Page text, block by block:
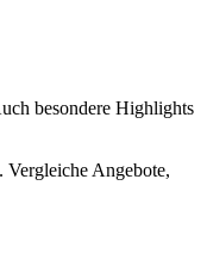
besondere Highlights
Vergleiche Angebote,